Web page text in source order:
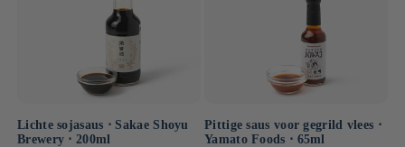
Lichte sojasaus ⋅ Sakae Shoyu
Brewery ⋅ 200ml
Pittige saus voor gegrild vlees ⋅
Yamato Foods ⋅ 65ml